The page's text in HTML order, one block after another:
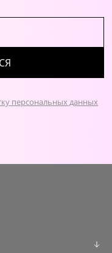
персональных данных